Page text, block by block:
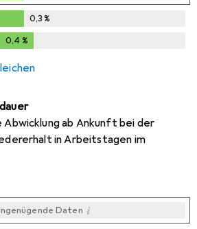
%
%
0,3%
0,4 %
Abwicklung ab Ankunft bei der
in Arbeitstagen im
Daten i